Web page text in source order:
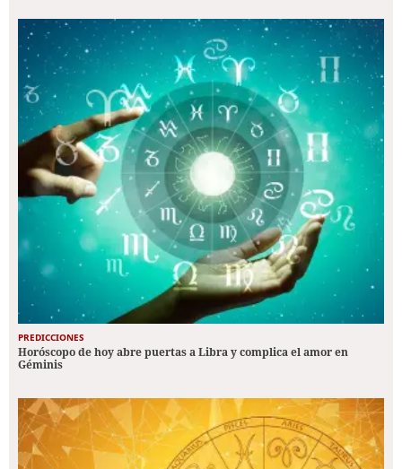
PREDICCIONES
Horóscopo de hoy abre puertas a Libra y complica el amor en
Géminis